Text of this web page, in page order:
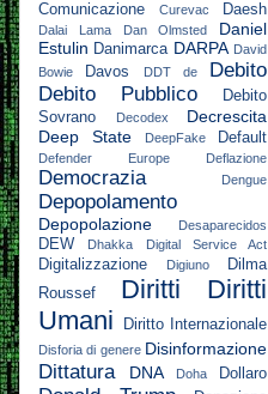
Comunicazione
Curevac Daesh
Dalai Lama Dan Olmsted
Daniel
Estulin Danimarca DARPA David
Bowie
Davos DDT de
Debito
Debito Pubblico
Debito
Sovrano
Decodex
Decrescita
Deep State
DeepFake Default
Defender Europe Deflazione
Democrazia Dengue
Depopolamento
Depopolazione Desaparecidos
DEW Dhakka Digital Service Act
Digitalizzazione Digiuno
Dilma
Roussef
Diritti
Diritti
Umani
Diritto Internazionale
Disforia di genere Disinformazione
Dittatura DNA Doha Dollaro